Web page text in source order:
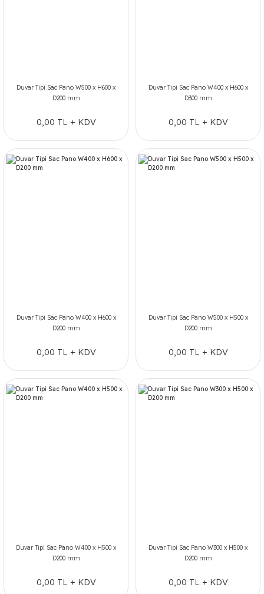
Duvar Tipi Sac Pano W500 x H600 x
D200 mm
0,00 TL + KDV
Duvar Tipi Sac Pano W400 x H600 x
D300 mm
0,00 TL + KDV
Duvar Tipi Sac Pano W400 x H600 x
D200 mm
0,00 TL + KDV
Duvar Tipi Sac Pano W500 x H500 x
D200 mm
0,00 TL + KDV
Duvar Tipi Sac Pano W400 x H500 x
D200 mm
0,00 TL + KDV
Duvar Tipi Sac Pano W300 x H500 x
D200 mm
0,00 TL + KDV